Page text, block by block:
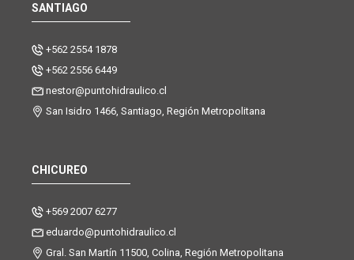
SANTIAGO
+562 2554 1878
+562 2556 6449
nestor@puntohidraulico.cl
San Isidro 1466, Santiago, Región Metropolitana
CHICUREO
+569 2007 6277
eduardo@puntohidraulico.cl
Gral. San Martín 11500, Colina, Región Metropolitana